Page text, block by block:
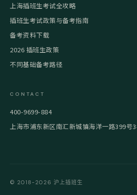
上海插班生考试全攻略
插班生考试政策与备考指南
备考资料下载
2026 插班生政策
不同基础备考路径
CONTACT
400-9699-884
上海市浦东新区南汇新城镇海洋一路399号
© 2018-2026 沪上插班生